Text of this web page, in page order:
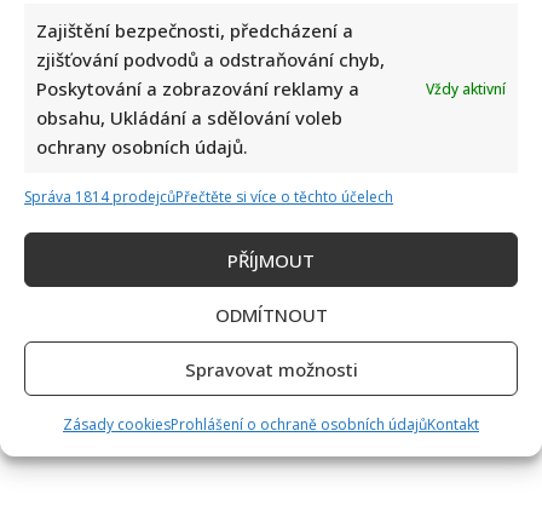
Zajištění bezpečnosti, předcházení a
zjišťování podvodů a odstraňování chyb,
Poskytování a zobrazování reklamy a
obsahu, Ukládání a sdělování voleb
ochrany osobních údajů.
Vždy aktivní
Správa 1814 prodejcůPřečtěte si více o těchto účelech
PŘÍJMOUT
ODMÍTNOUT
Spravovat možnosti
Zásady cookiesProhlášení o ochraně osobních údajůKontakt